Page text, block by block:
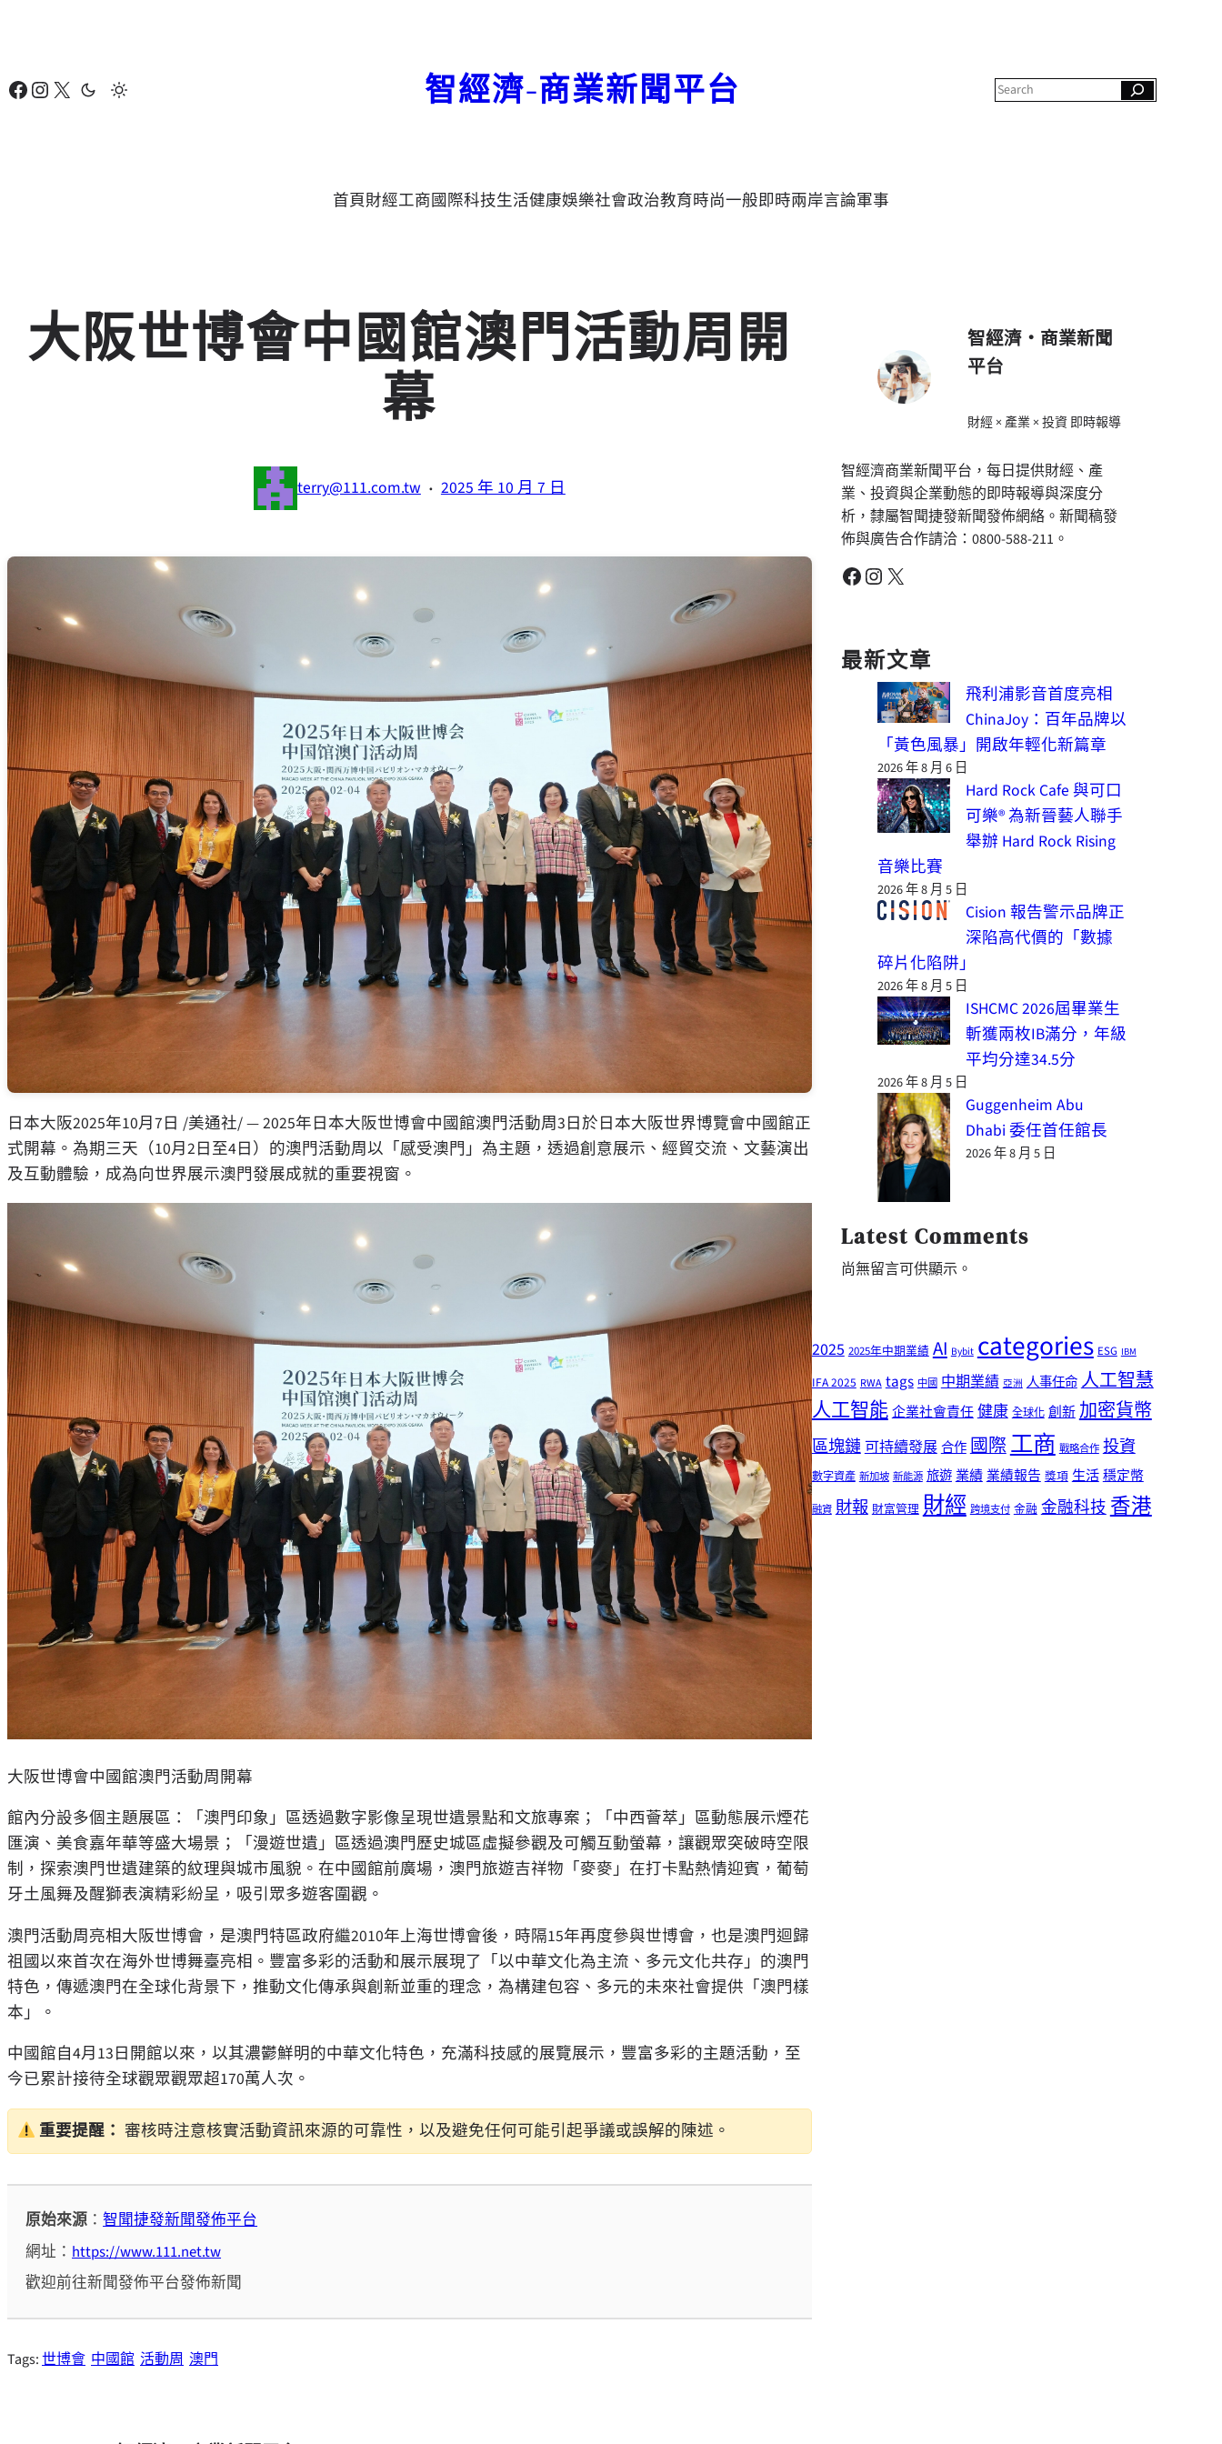
要
Facebook Instagram X 智經濟-商業新聞平台
c
首頁財經工商國際科技生活健康娛樂社會政治教育時尚一般即時兩岸言論軍事
大阪世博會中國館澳門活動周開
幕
terry@111.com.tw · 2025 年 10 月 7 日
日本大阪2025年10月7日 /美通社/ — 2025年日本大阪世博會中國館澳門活動周3日於日本大阪世界博覽會中國館正
式開幕。為期三天（10月2日至4日）的澳門活動周以「感受澳門」為主題，透過創意展示、經貿交流、文藝演出
及互動體驗，成為向世界展示澳門發展成就的重要視窗。
大阪世博會中國館澳門活動周開幕
館內分設多個主題展區：「澳門印象」區透過數字影像呈現世遺景點和文旅專案；「中西薈萃」區動態展示煙花
匯演、美食嘉年華等盛大場景；「漫遊世遺」區透過澳門歷史城區虛擬參觀及可觸互動螢幕，讓觀眾突破時空限
制，探索澳門世遺建築的紋理與城市風貌。在中國館前廣場，澳門旅遊吉祥物「麥麥」在打卡點熱情迎賓，葡萄
牙土風舞及醒獅表演精彩紛呈，吸引眾多遊客圍觀。
澳門活動周亮相大阪世博會，是澳門特區政府繼2010年上海世博會後，時隔15年再度參與世博會，也是澳門迴歸
祖國以來首次在海外世博舞臺亮相。豐富多彩的活動和展示展現了「以中華文化為主流、多元文化共存」的澳門
特色，傳遞澳門在全球化背景下，推動文化傳承與創新並重的理念，為構建包容、多元的未來社會提供「澳門樣
本」。
中國館自4月13日開館以來，以其濃鬱鮮明的中華文化特色，充滿科技感的展覽展示，豐富多彩的主題活動，至
今已累計接待全球觀眾觀眾超170萬人次。
重要提醒： 審核時注意核實活動資訊來源的可靠性，以及避免任何可能引起爭議或誤解的陳述。
原始來源 ：智聞捷發新聞發佈平台
網址： https://www.111.net.tw
歡迎前往新聞發佈平台發佈新聞
Tags:世博會 中國館 活動周 澳門
智經濟・商業新聞
平台
財經 × 產業 × 投資 即時報導
智經濟商業新聞平台，每日提供財經、產
業、投資與企業動態的即時報導與深度分
析，隸屬智聞捷發新聞發佈網絡。新聞稿發
佈與廣告合作請洽：0800-588-211。
Facebook Instagram X
最新文章
飛利浦影音首度亮相
ChinaJoy：百年品牌以
「黃色風暴」開啟年輕化新篇章
2026 年 8 月 6 日
Hard Rock Cafe 與可口
可樂® 為新晉藝人聯手
舉辦 Hard Rock Rising
音樂比賽
2026 年 8 月 5 日
Cision 報告警示品牌正
深陷高代價的「數據
碎片化陷阱」
2026 年 8 月 5 日
ISHCMC 2026屆畢業生
斬獲兩枚IB滿分，年級
平均分達34.5分
2026 年 8 月 5 日
Guggenheim Abu
Dhabi 委任首任館長
2026 年 8 月 5 日
Latest Comments
尚無留言可供顯示。
2025 2025年中期業績 AI Bybit categories ESG IBM
IFA 2025 RWA tags 中國 中期業績 亞洲 人事任命人工智慧
人工智能企業社會責任健康 全球化 創新 加密貨幣
區塊鏈可持續發展合作國際工商 戰略合作 投資
數字資產 新加坡 新能源 旅遊業績業績報告 獎項 生活穩定幣
融資 財報 財富管理 財經 跨境支付 金融 金融科技香港